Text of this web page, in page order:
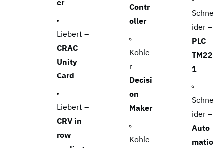
er
Liebert –
CRAC
Unity
Card
Liebert –
CRV in
row
Contr
oller
Kohle
r –
Decisi
on
Maker
Kohle
Schne
ider –
PLC
TM22
1
Schne
ider –
Auto
matio